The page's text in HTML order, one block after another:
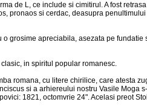
de L, ce include si cimitirul. A fost
pronaos si cerdac, deasupra
grosime apreciabila, asezata pe fundatie
in spiritul popular romanesc.
romana, cu litere chirilice, care atesta
si a arhiereului nostru Vasile Moga
1821, octomvrie 24". Acelasi preot